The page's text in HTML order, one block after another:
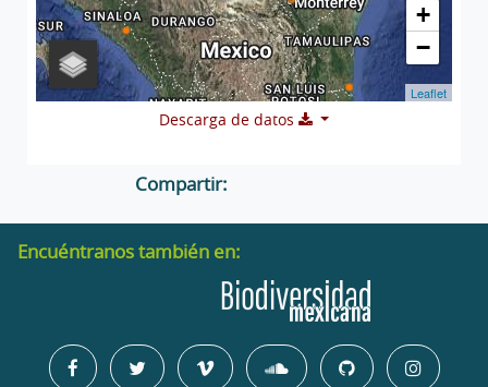
+
−
Leaflet
Descarga de datos
Compartir:
Encuéntranos también en: